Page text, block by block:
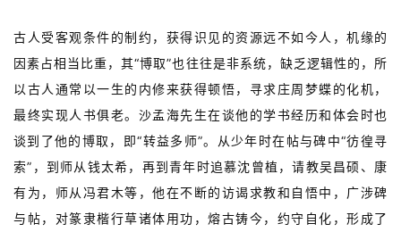
古人受客观条件的制约，获得识见的资源远不如今人，机缘的
因素占相当比重，其“博取”也往往是非系统，缺乏逻辑性的，所
以古人通常以一生的内修来获得顿悟，寻求庄周梦蝶的化机，
最终实现人书俱老。沙孟海先生在谈他的学书经历和体会时也
谈到了他的博取，即“转益多师”。从少年时在帖与碑中“彷徨寻
索”，到师从钱太希，再到青年时追慕沈曾植，请教吴昌硕、康
有为，师从冯君木等，他在不断的访谒求教和自悟中，广涉碑
与帖，对篆隶楷行草诸体用功，熔古铸今，约守自化，形成了